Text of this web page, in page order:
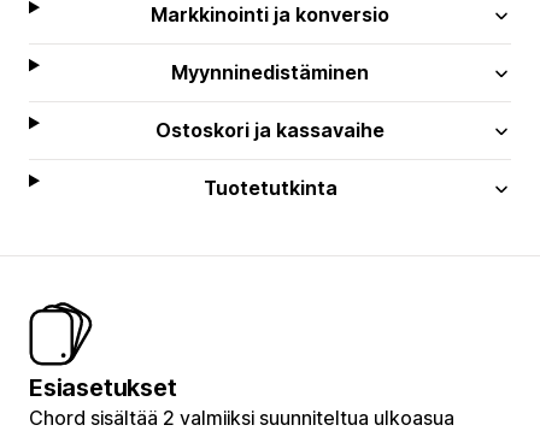
Markkinointi ja konversio
Myynninedistäminen
Ostoskori ja kassavaihe
Tuotetutkinta
Esiasetukset
Chord sisältää 2 valmiiksi suunniteltua ulkoasua